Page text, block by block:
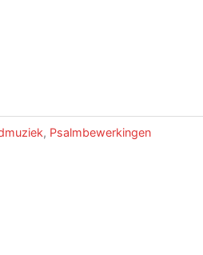
, Psalmbewerkingen